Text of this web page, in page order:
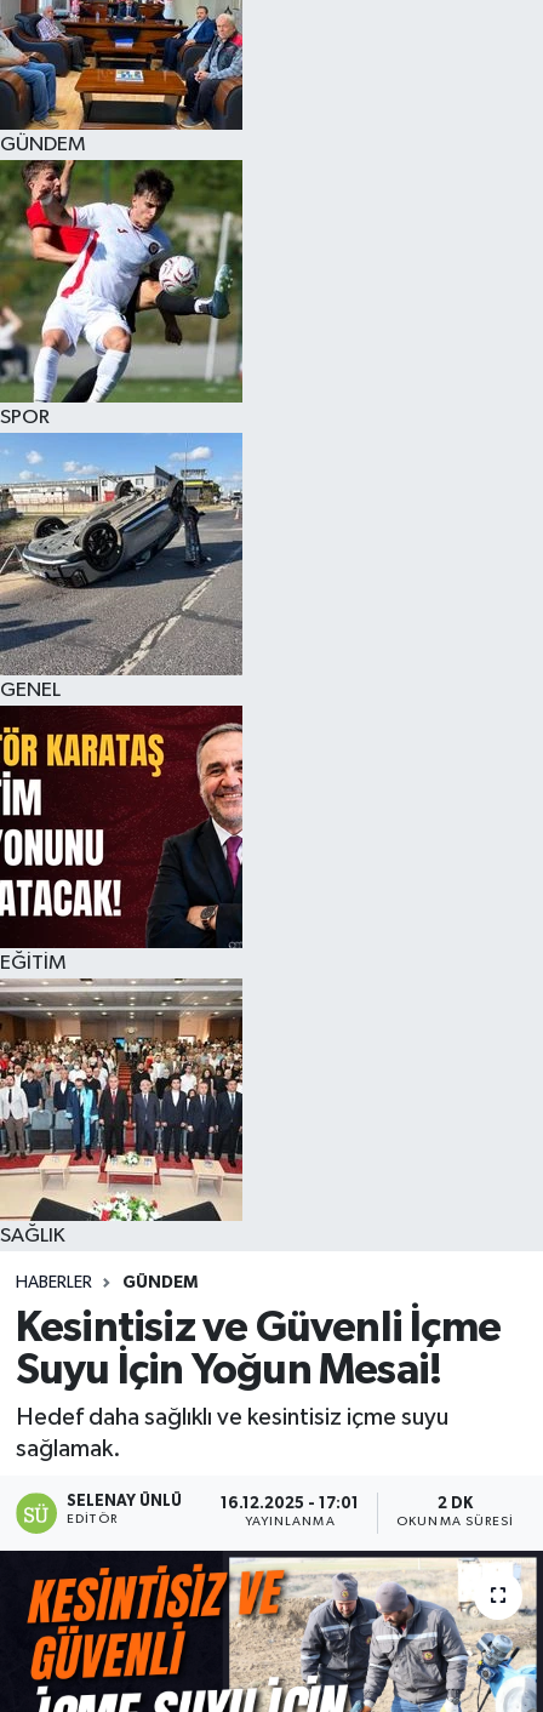
GÜNDEM
SPOR
GENEL
EĞİTİM
SAĞLIK
HABERLER GÜNDEM
Kesintisiz ve Güvenli İçme
Suyu İçin Yoğun Mesai!
Hedef daha sağlıklı ve kesintisiz içme suyu
sağlamak.
SELENAY ÜNLÜ
EDITÖR
16.12.2025 - 17:01
YAYINLANMA
2 DK
OKUNMA SÜRESI
KÜLTÜR SANAT
MAGAZİN
SAĞLIK
SİYASET
SPOR
TEKNOLOJİ
YAŞAM